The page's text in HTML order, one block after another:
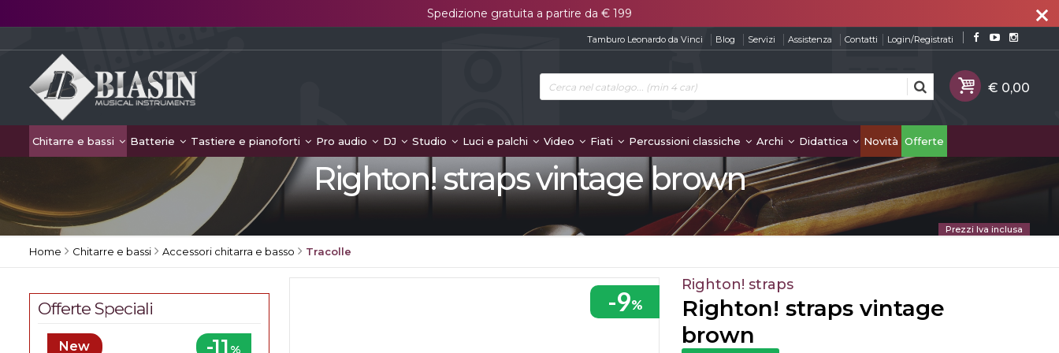
close
Spedizione gratuita a partire da € 199
Tamburo Leonardo da Vinci Blog Servizi Assistenza Contatti Login/Registrati
Chitarre e bassi Batterie Tastiere e pianoforti Pro audio DJ Studio Luci e palchi Video Fiati Percussioni classiche Archi Didattica Novità Offerte
Righton! straps vintage brown
Prezzi Iva inclusa
Home Chitarre e bassi Accessori chitarra e basso Tracolle
-9%
Righton! straps
Righton! straps vintage
brown
Offerte Speciali
-11 %
New